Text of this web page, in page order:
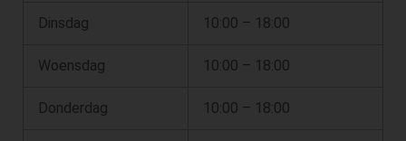
Dinsdag 10:00 – 18:00
Woensdag 10:00 – 18:00
Donderdag 10:00 – 18:00